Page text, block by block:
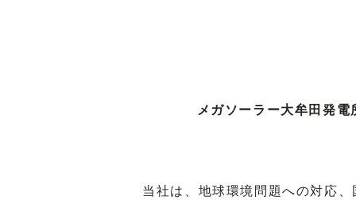
メガソーラー大牟田発
当社は、地球環境問題への対応、